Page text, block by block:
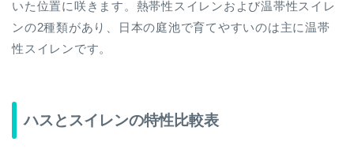
いた位置に咲きます。熱帯性スイレンおよび温帯性スイレ
ンの2種類があり、日本の庭池で育てやすいのは主に温帯
性スイレンです。
ハスとスイレンの特性比較表